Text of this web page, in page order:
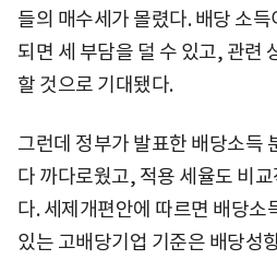
들의 매수세가 몰렸다. 배당 소
되면 세 부담을 덜 수 있고, 관련
할 것으로 기대됐다.
그런데 정부가 발표한 배당소득
다 까다로웠고, 적용 세율도 비
다. 세제개편안에 따르면 배당소
있는 고배당기업 기준은 배당성